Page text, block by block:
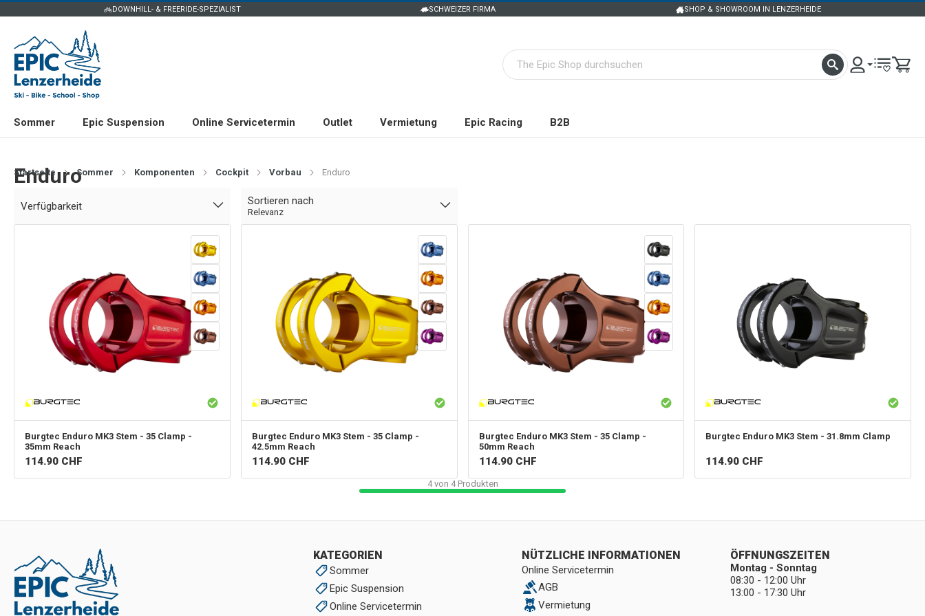
DOWNHILL- & FREERIDE-SPEZIALIST SCHWEIZER FIRMA SHOP & SHOWROOM IN LENZERHEIDE
Sommer Epic Suspension Online Servicetermin Outlet Vermietung Epic Racing B2B
Startseite Sommer Komponenten Cockpit Vorbau Enduro
Enduro
Verfügbarkeit Sortieren nach
Relevanz
Burgtec Enduro MK3 Stem - 35 Clamp -
35mm Reach
114.90 CHF
Burgtec Enduro MK3 Stem - 35 Clamp -
42.5mm Reach
114.90 CHF
Burgtec Enduro MK3 Stem - 35 Clamp -
50mm Reach
114.90 CHF
Burgtec Enduro MK3 Stem - 31.8mm Clamp
114.90 CHF
4von 4Produkten
KATEGORIEN
Sommer
Epic Suspension
Online Servicetermin
NÜTZLICHE INFORMATIONEN
Online Servicetermin
AGB
Vermietung
ÖFFNUNGSZEITEN
Montag - Sonntag
08:30 - 12:00 Uhr
13:00 - 17:30 Uhr